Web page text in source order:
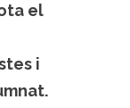
el
i